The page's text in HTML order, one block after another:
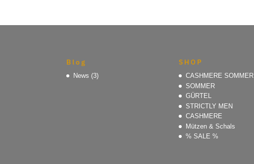
Blog
News (3)
SHOP
CASHMERE SOMMER
SOMMER
GÜRTEL
STRICTLY MEN
CASHMERE
Mützen & Schals
% SALE %